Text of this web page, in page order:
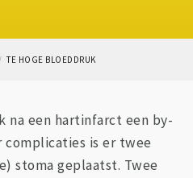
TE HOGE BLOEDDRUK
na een hartinfarct een by-
complicaties is er twee
stoma geplaatst. Twee